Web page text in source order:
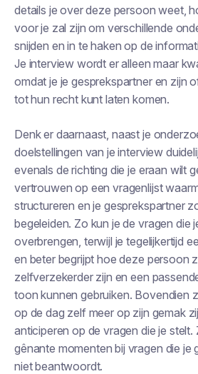
details je over deze persoon weet,
voor je zal zijn om verschillende
snijden en in te haken op de
Je interview wordt er alleen maar
omdat je je gesprekspartner en zijn
tot hun recht kunt laten komen.
Denk er daarnaast, naast je
doelstellingen van je interview
evenals de richting die je eraan wilt
vertrouwen op een vragenlijst
structureren en je gesprekspartner
begeleiden. Zo kun je de vragen die
overbrengen, terwijl je tegelijkertijd
en beter begrijpt hoe deze persoon
zelfverzekerder zijn en een
toon kunnen gebruiken. Bovendien
op de dag zelf meer op zijn gemak
anticiperen op de vragen die je
gênante momenten bij vragen die je
niet beantwoordt.